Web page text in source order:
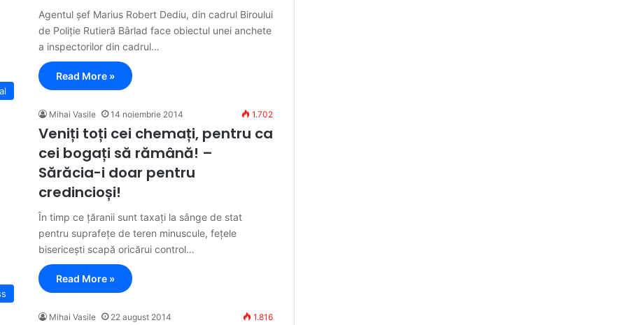
Agentul șef Marius Robert Dediu, din cadrul Biroului
de Poliție Rutieră Bârlad face obiectul unei anchete
a inspectorilor din cadrul…
Read More »
Mihai Vasile 14 noiembrie 2014 1.702
Veniți toți cei chemați, pentru ca
cei bogați să rămână! –
Sărăcia-i doar pentru
credincioși!
În timp ce țăranii sunt taxați la sânge de stat
pentru suprafețe de teren minuscule, fețele
bisericești scapă oricărui control…
Read More »
Mihai Vasile 22 august 2014 1.816